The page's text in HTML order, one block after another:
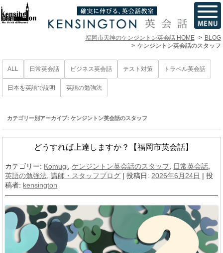
福岡市天神のケンジントン英会話 HOME
BLOG
ケンジントン英会話のスタッフ
ALL 日常英会話 ビジネス英会話 テスト対策 トラベル英会話
日本を英語で説明 英語の勉強法
カテゴリー別アーカイブ:ケンジントン英会話のスタッフ
どうすれば上達しますか？【福岡市英会話】
カテゴリー: Komugi ,ケンジントン英会話のスタッフ 日常英会話
英語の勉強法 ,講師・スタッフブログ | 投稿日: 2026年6月24日 |投
稿者: kensington